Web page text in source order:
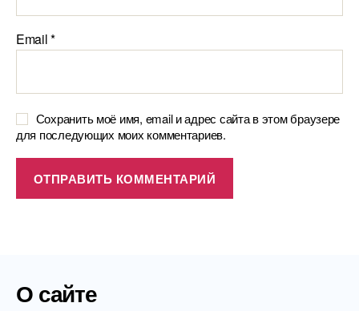
Email*
Сохранить моё имя, email и адрес сайта в этом браузере
для последующих моих комментариев.
О сайте